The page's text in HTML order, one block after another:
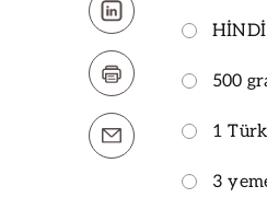
HİNDİ
500
1
3